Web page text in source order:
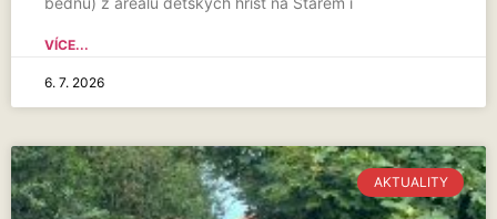
VÍCE...
6. 7. 2026
AKTUALITY